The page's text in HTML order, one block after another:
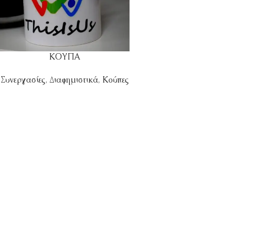
ΚΟΥΠΑ
Συνεργασίες, Διαφημιστικά, Κούπες